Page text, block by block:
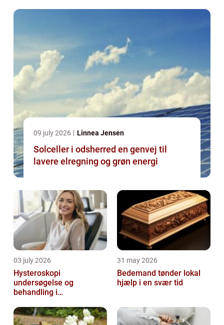
09 july 2026 Linnea Jensen
Solceller i odsherred en genvej til
lavere elregning og grøn energi
03 july 2026
Hysteroskopi
undersøgelse og
behandling i
31 may 2026
Bedemand tønder lokal
hjælp i en svær tid